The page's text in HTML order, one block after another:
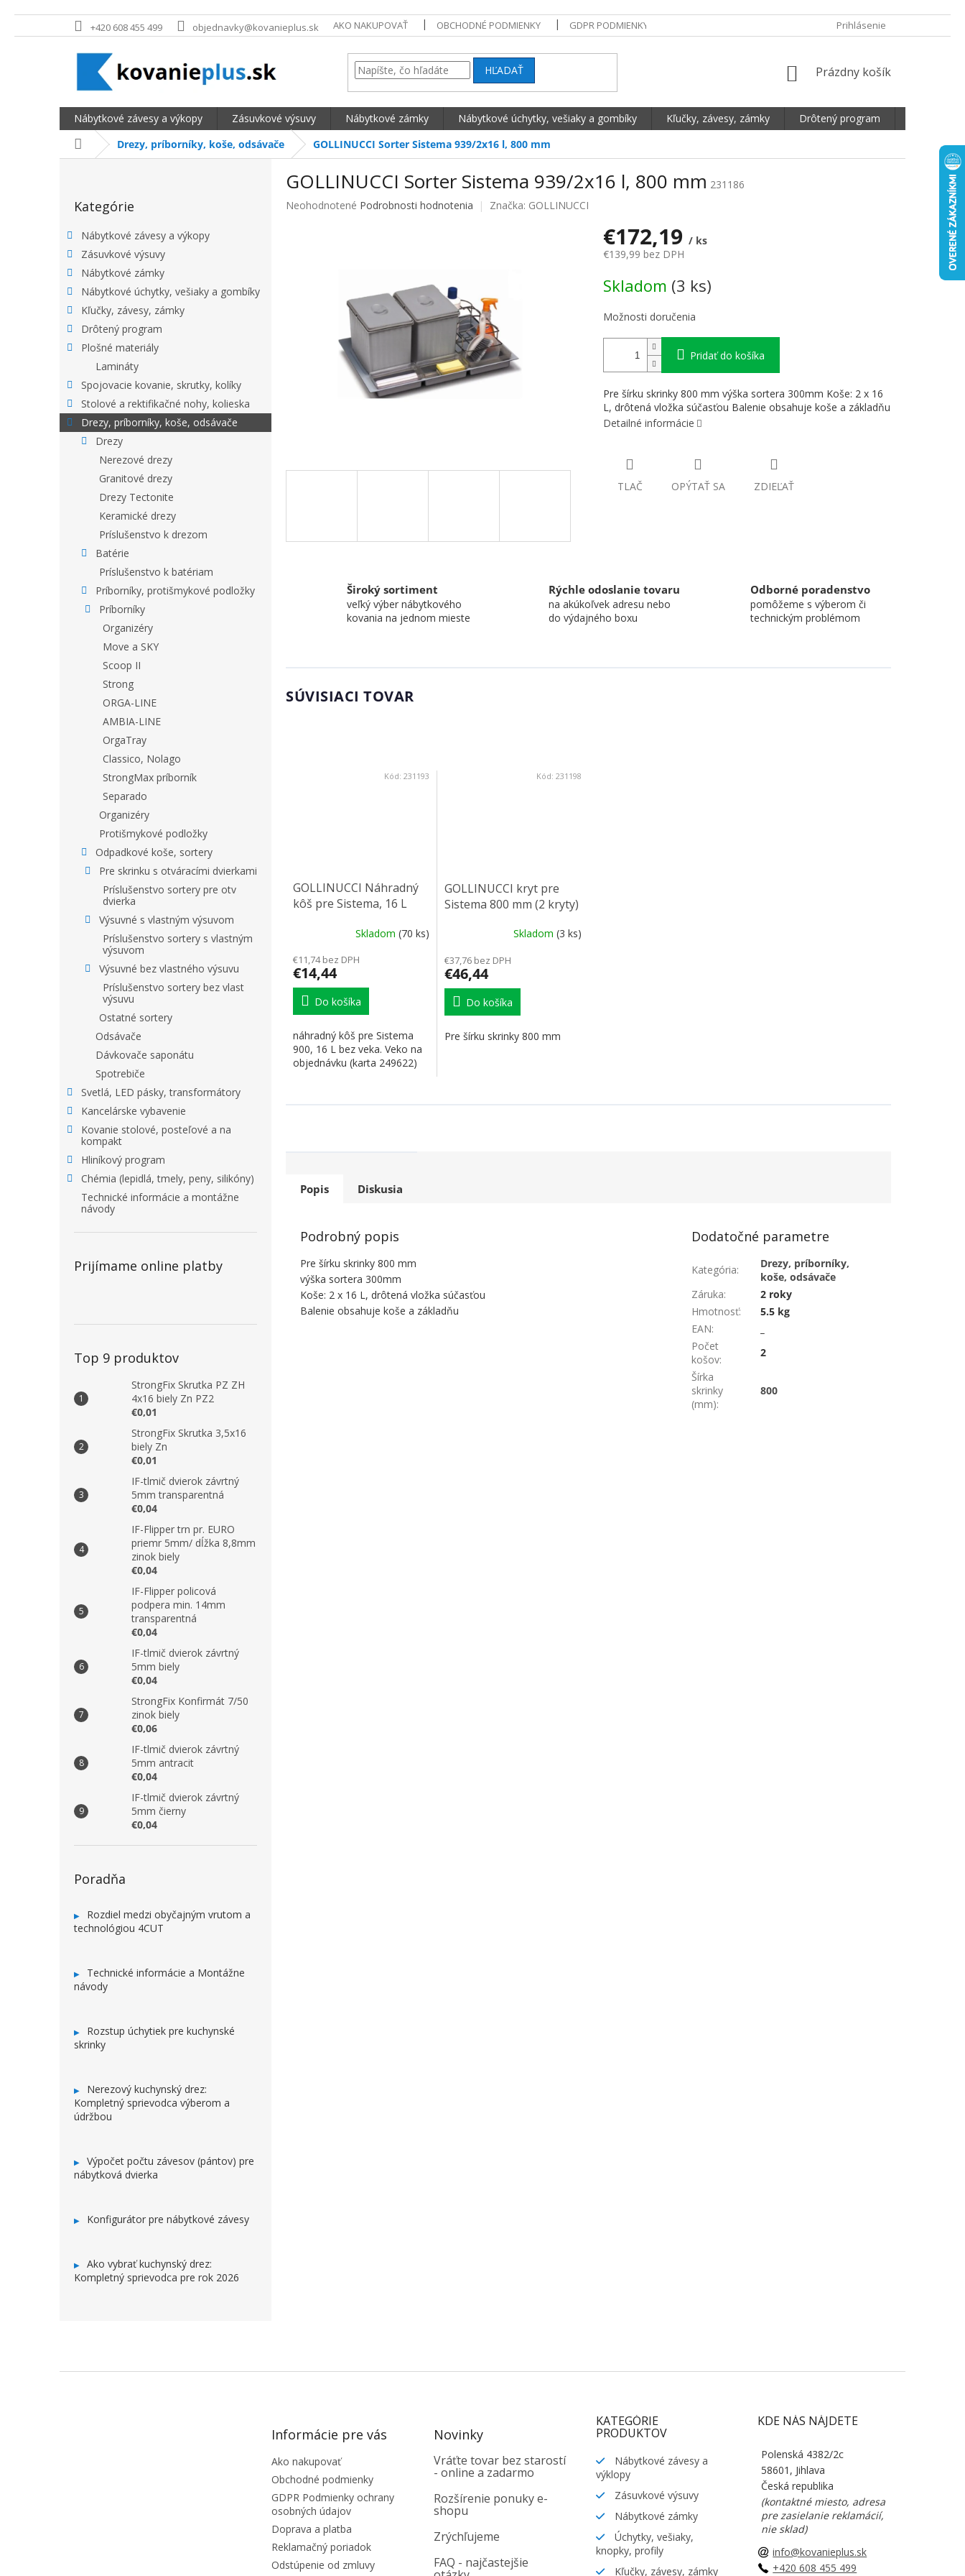
Prejsť na obsah +420 608 455 499 objednavky@kovanieplus.sk AKO NAKUPOVAŤ OBCHODNÉ PODMIENKY GDPR PODMIENKY OCHRANY OSOBNÝCH ÚDAJOV DOPRAVA A PLATBA
Prihlásenie
HĽADAŤ NÁKUPNÝ KOŠÍK
Prázdny košík
Nábytkové závesy a výkopy Zásuvkové výsuvy Nábytkové zámky Nábytkové úchytky, vešiaky a gombíky Kľučky, závesy, zámky Drôtený program
DomovDrezy, príborníky, koše, odsávače GOLLINUCCI Sorter Sistema 939/2x16 l, 800 mm
BOČNÝ PANEL
Kategórie
Nábytkové závesy a výkopy
Zásuvkové výsuvy
Nábytkové zámky
Nábytkové úchytky, vešiaky a gombíky
Kľučky, závesy, zámky
Drôtený program
Plošné materiály
Lamináty
Spojovacie kovanie, skrutky, kolíky
Stolové a rektifikačné nohy, kolieska
Drezy, príborníky, koše, odsávače
Drezy
Nerezové drezy
Granitové drezy
Drezy Tectonite
Keramické drezy
Príslušenstvo k drezom
Batérie
Príslušenstvo k batériam
Príborníky, protišmykové podložky
Príborníky
Organizéry
Move a SKY
Scoop II
Strong
ORGA-LINE
AMBIA-LINE
OrgaTray
Classico, Nolago
StrongMax príborník
Separado
Organizéry
Protišmykové podložky
Odpadkové koše, sortery
Pre skrinku s otváracími dvierkami
Príslušenstvo sortery pre otv
dvierka
Výsuvné s vlastným výsuvom
Príslušenstvo sortery s vlastným
výsuvom
Výsuvné bez vlastného výsuvu
Príslušenstvo sortery bez vlast
výsuvu
Ostatné sortery
Odsávače
Dávkovače saponátu
Spotrebiče
Svetlá, LED pásky, transformátory
Kancelárske vybavenie
Kovanie stolové, posteľové a na
kompakt
Hliníkový program
Chémia (lepidlá, tmely, peny, silikóny)
Technické informácie a montážne
návody
Prijímame online platby
Top 9 produktov
StrongFix Skrutka PZ ZH
4x16 biely Zn PZ2
€0,01
StrongFix Skrutka 3,5x16
biely Zn
€0,01
IF-tlmič dvierok závrtný
5mm transparentná
€0,04
IF-Flipper trn pr. EURO
priemr 5mm/ dĺžka 8,8mm
zinok biely
€0,04
IF-Flipper policová
podpera min. 14mm
transparentná
€0,04
IF-tlmič dvierok závrtný
5mm biely
€0,04
StrongFix Konfirmát 7/50
zinok biely
€0,06
IF-tlmič dvierok závrtný
5mm antracit
€0,04
IF-tlmič dvierok závrtný
5mm čierny
€0,04
Poradňa
Rozdiel medzi obyčajným vrutom a
technológiou 4CUT
Technické informácie a Montážne
návody
Rozstup úchytiek pre kuchynské
skrinky
Nerezový kuchynský drez:
Kompletný sprievodca výberom a
údržbou
Výpočet počtu závesov (pántov) pre
nábytková dvierka
Konfigurátor pre nábytkové závesy
Ako vybrať kuchynský drez:
Kompletný sprievodca pre rok 2026
GOLLINUCCI Sorter Sistema 939/2x16 l, 800 mm 231186
Priemerné hodnotenie produktu je 0,0 z 5 hviezdičiek.
Neohodnotené Podrobnosti hodnotenia Značka: GOLLINUCCI
€172,19 / ks
€139,99 bez DPH
Skladom (3 ks)
Možnosti doručenia
Pridať do košíka
Pre šírku skrinky 800 mm výška sortera 300mm Koše: 2 x 16
L, drôtená vložka súčasťou Balenie obsahuje koše a základňu
Detailné informácie
TLAČ OPÝTAŤ SA ZDIEĽAŤ
Široký sortiment
veľký výber nábytkového
kovania na jednom mieste
Rýchle odoslanie tovaru
na akúkoľvek adresu nebo
do výdajného boxu
Odborné poradenstvo
pomôžeme s výberom či
technickým problémom
SÚVISIACI TOVAR
GOLLINUCCI Náhradný
kôš pre Sistema, 16 L
Skladom (70 ks)
€11,74 bez DPH
€14,44
Do košíka
náhradný kôš pre Sistema
900, 16 L bez veka. Veko na
objednávku (karta 249622)
Kód: 231193
GOLLINUCCI kryt pre
Sistema 800 mm (2 kryty)
Skladom (3 ks)
€37,76 bez DPH
€46,44
Do košíka
Pre šírku skrinky 800 mm
Kód: 231198
Popis Diskusia
Podrobný popis
Pre šírku skrinky 800 mm
výška sortera 300mm
Koše: 2 x 16 L, drôtená vložka súčasťou
Balenie obsahuje koše a základňu
Dodatočné parametre
Kategória:
Drezy, príborníky,
koše, odsávače
Záruka:
2 roky
Hmotnosť:
5.5 kg
EAN:
Počet
košov:
2
Šírka
skrinky
(mm):
800
Informácie pre vás
Ako nakupovať
Obchodné podmienky
GDPR Podmienky ochrany
osobných údajov
Doprava a platba
Reklamačný poriadok
Odstúpenie od zmluvy
Novinky
Vráťte tovar bez starostí
- online a zadarmo
Rozšírenie ponuky e-
shopu
Zrýchľujeme
FAQ - najčastejšie
KATEGÓRIE
PRODUKTOV
Nábytkové závesy a
výklopy
Zásuvkové výsuvy
Nábytkové zámky
Úchytky, vešiaky,
knopky, profily
Kľučky, závesy, zámky
KDE NÁS NÁJDETE
Polenská 4382/2c
58601, Jihlava
Česká republika
(kontaktné miesto, adresa
pre zasielanie reklamácií,
nie sklad)
info@kovanieplus.sk
+420 608 455 499